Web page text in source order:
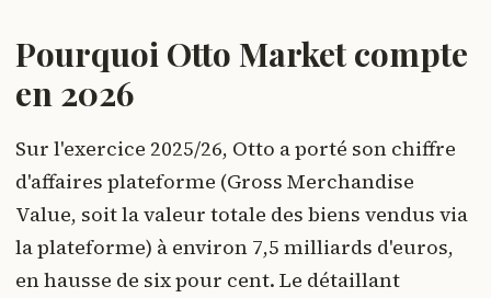
Pourquoi Otto Market compte
en 2026
Sur l'exercice 2025/26, Otto a porté son chiffre
d'affaires plateforme (Gross Merchandise
Value, soit la valeur totale des biens vendus via
la plateforme) à environ 7,5 milliards d'euros,
en hausse de six pour cent. Le détaillant